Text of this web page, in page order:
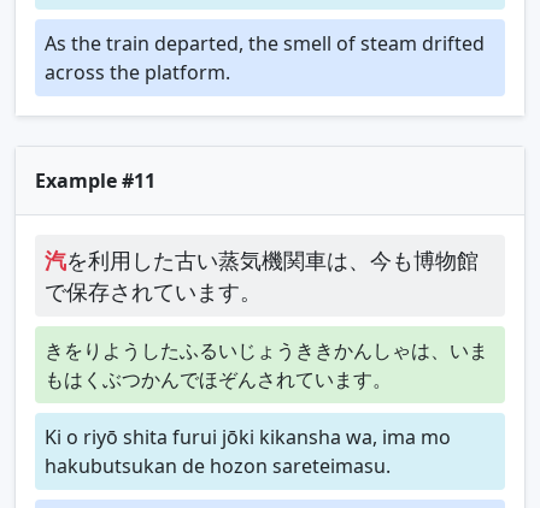
As the train departed, the smell of steam drifted
across the platform.
Example #11
汽を利用した古い蒸気機関車は、今も博物館
で保存されています。
きをりようしたふるいじょうききかんしゃは、いま
もはくぶつかんでほぞんされています。
Ki o riyō shita furui jōki kikansha wa, ima mo
hakubutsukan de hozon sareteimasu.